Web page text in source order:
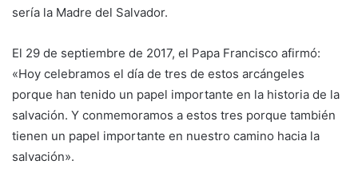
sería la Madre del Salvador.
El 29 de septiembre de 2017, el Papa Francisco afirmó:
«Hoy celebramos el día de tres de estos arcángeles
porque han tenido un papel importante en la historia de la
salvación. Y conmemoramos a estos tres porque también
tienen un papel importante en nuestro camino hacia la
salvación».